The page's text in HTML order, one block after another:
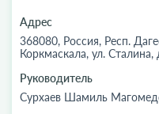
Адрес
368080, Россия, Респ.
Коркмаскала, ул. Сталина,
Руководитель
Сурхаев Шамиль